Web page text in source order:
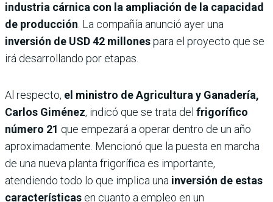
industria cárnica con la ampliación de la capacidad
de producción. La compañía anunció ayer una
inversión de USD 42 millonespara el proyecto que se
irá desarrollando por etapas.
Al respecto, el ministro de Agricultura y Ganadería,
Carlos Giménez, indicó que se trata del frigorífico
número 21 que empezará a operar dentro de un año
aproximadamente. Mencionó que la puesta en marcha
de una nueva planta frigorífica es importante,
atendiendo todo lo que implica una inversión de estas
características en cuanto a empleo en un